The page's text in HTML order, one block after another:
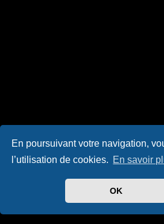
En poursuivant votre navigation,
l’utilisation de cookies. En savoir
OK